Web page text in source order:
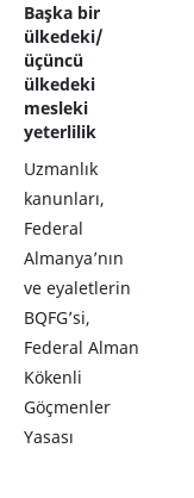
Başka bir
ülkedeki/
üçüncü
ülkedeki
mesleki
yeterlilik
Uzmanlık
kanunları,
Federal
Almanya’nın
ve eyaletlerin
BQFG’si,
Federal Alman
Kökenli
Göçmenler
Yasası